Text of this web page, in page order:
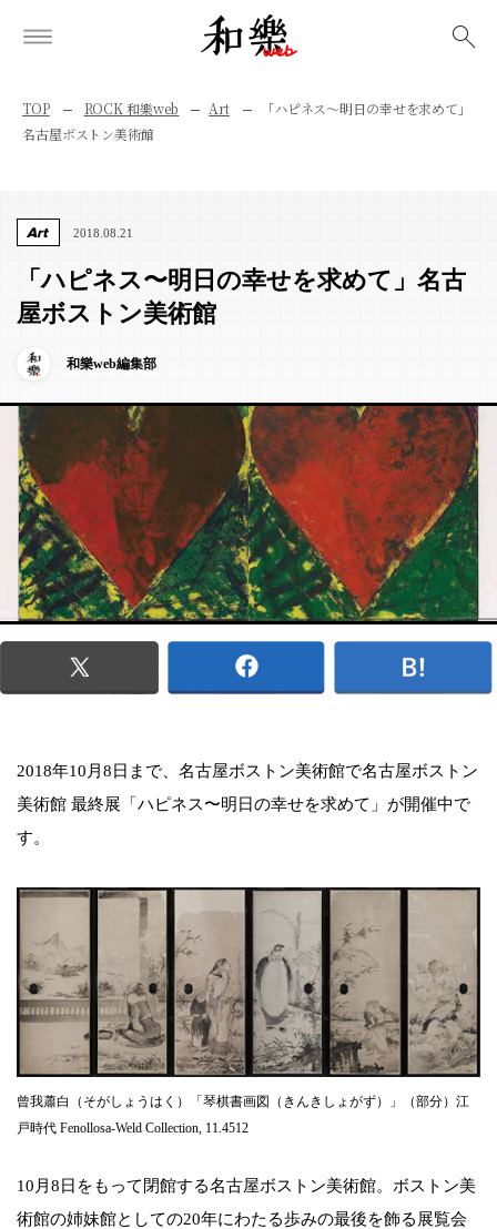
TOP ROCK 和樂web Art
「ハピネス〜明日の幸せを求めて」
名古屋ボストン美術館
Art 2018.08.21
「ハピネス〜明日の幸せを求めて」名古
屋ボストン美術館
和樂web編集部
2018年10月8日まで、名古屋ボストン美術館で名古屋ボストン
美術館 最終展「ハピネス〜明日の幸せを求めて」が開催中で
す。
曾我蕭白（そがしょうはく）「琴棋書画図（きんきしょがず）」（部分）江
戸時代 Fenollosa-Weld Collection, 11.4512
10月8日をもって閉館する名古屋ボストン美術館。ボストン美
術館の姉妹館としての20年にわたる歩みの最後を飾る展覧会